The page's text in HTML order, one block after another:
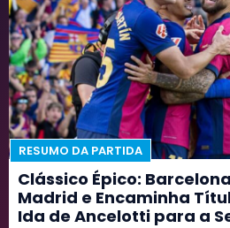
RESUMO DA PARTIDA
Clássico Épico:
Madrid e Encaminha
Ida de Ancelotti para a